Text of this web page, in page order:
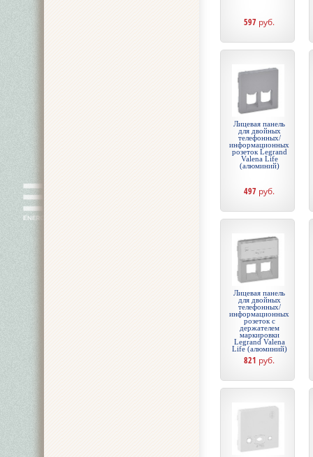
597 руб.
Лицевая панель
для двойных
телефонных/
информационных
розеток Legrand
Valena Life
(алюминий)
497 руб.
Лицевая панель
для двойных
телефонных/
информационных
розеток с
держателем
маркировки
Legrand Valena
Life (алюминий)
821 руб.